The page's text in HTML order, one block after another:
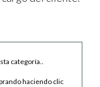
categoría..
haciendo clic